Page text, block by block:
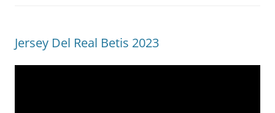
Jersey Del Real Betis 2023